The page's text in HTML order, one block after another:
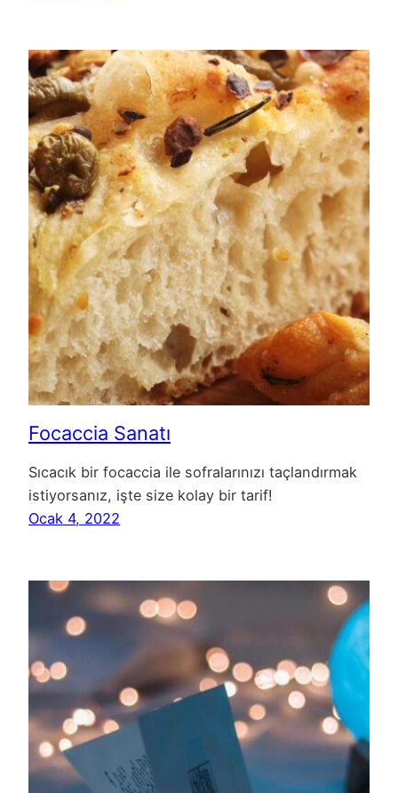
Focaccia Sanatı
Sıcacık bir focaccia ile sofralarınızı taçlandırmak
istiyorsanız, işte size kolay bir tarif!
Ocak 4, 2022